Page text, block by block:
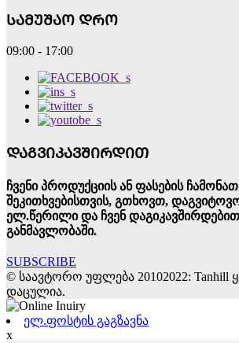
ᲡᲐᲛᲣᲨᲐᲝ ᲓᲠᲝ
09:00 - 17:00
ᲓᲐᲒᲕᲘᲙᲐᲕᲨᲘᲠᲓᲘᲗ
ჩვენი პროდუქციის ან ფასების
შეკითხვებისთვის, გთხოვთ,
ელ.წერილი და ჩვენ დაგიკავშირდებით
განმავლობაში.
SUBSCRIBE
© საავტორო უფლება 20102022: Tanhill
დაცულია.
ელ.ფოსტის გაგზავნა
x